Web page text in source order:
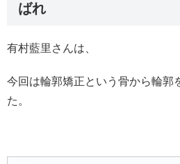
ばれ
有村藍里さんは、
今回は輪郭矯正という骨から輪郭
た。